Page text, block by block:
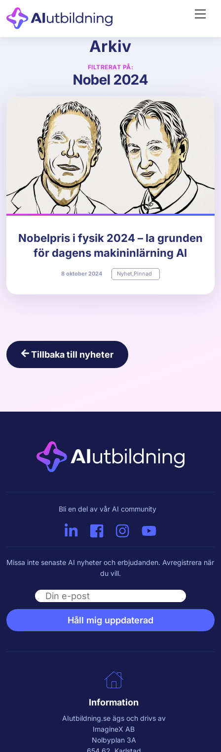
Skip
to
content
Arkiv
FILTRERAT PÅ:
Nobel 2024
Nobelpris i fysik 2024 – la grunden
för dagens makininlärning AI
8 oktober 2024 Nyhet,Pinnad
Tillbaka till nyheter
Bli en del av vår AI community
Missa inte senaste AI nyheter och erbjudanden. Avregistrera när
du vill.
Email
Håll mig uppdaterad
Information
AIutbildning.seägs och drivs av
ImagineX AB
Nolbyplan 3A